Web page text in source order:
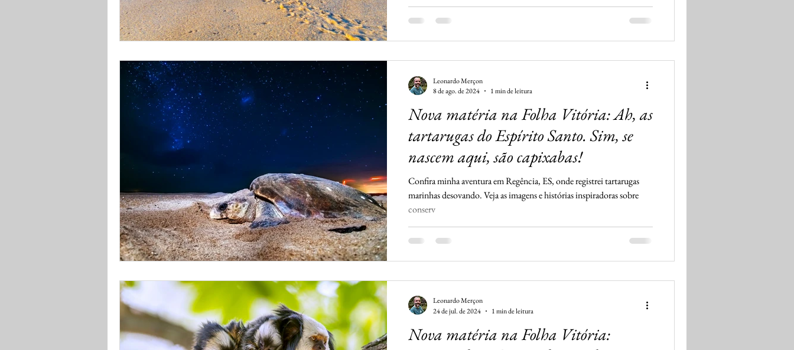
Nova matéria na Folha Vitória: Ah, as
tartarugas do Espírito Santo. Sim, se
nascem aqui, são capixabas!
Confira minha aventura em Regência, ES, onde registrei tartarugas
marinhas desovando. Veja as imagens e histórias inspiradoras sobre
conserv
Leonardo Merçon
8 de ago. de 2024
1 min de leitura
Nova matéria na Folha Vitória:
Leonardo Merçon
24 de jul. de 2024
1 min de leitura